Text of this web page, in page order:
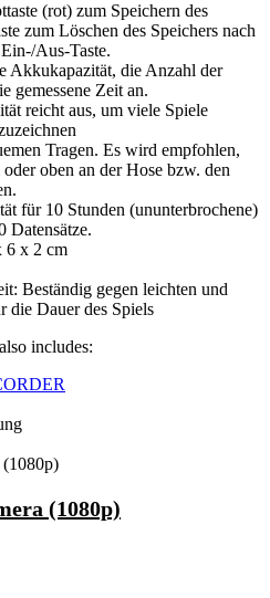
(rot) zum Speichern des
zum Löschen des Speichers nach
Aus-Taste.
Akkukapazität, die Anzahl der
gemessene Zeit an.
reicht aus, um viele Spiele
Tragen. Es wird empfohlen,
oben an der Hose bzw. den
für 10 Stunden (ununterbrochene)
Datensätze.
6 x 2 cm
Beständig gegen leichten und
die Dauer des Spiels
includes:
(1080p)